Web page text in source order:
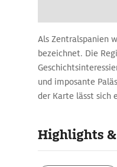
Als Zentralspanien
bezeichnet. Die
und imposante
der Karte lässt sich
Highlights